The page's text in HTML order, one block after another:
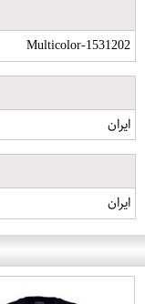
Multicolor-1531202
ایران
ایران